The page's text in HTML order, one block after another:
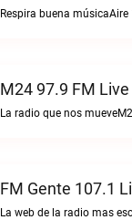
Respira buena
M24 97.9 FM Live
La radio que nos
FM Gente 107.1